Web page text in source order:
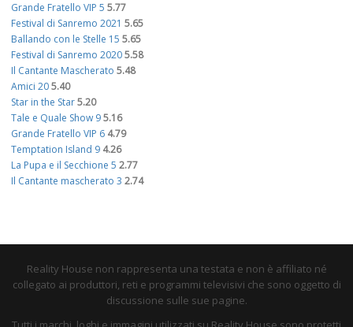
Grande Fratello VIP 5 5.77
Festival di Sanremo 2021 5.65
Ballando con le Stelle 15 5.65
Festival di Sanremo 20205.58
Il Cantante Mascherato 5.48
Amici 205.40
Star in the Star5.20
Tale e Quale Show 95.16
Grande Fratello VIP 6 4.79
Temptation Island 9 4.26
La Pupa e il Secchione 5 2.77
Il Cantante mascherato 3 2.74
Reality House non rappresenta una testata e non è affiliato né
collegato ai produttori, reti e programmi televisivi che sono oggetto di
discussione sulle sue pagine.